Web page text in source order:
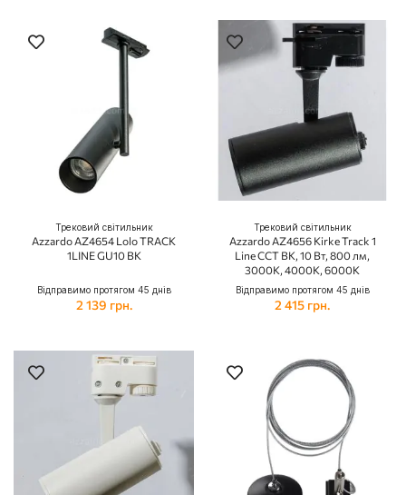
Трековий світильник
Azzardo AZ4654 Lolo TRACK
1LINE GU10 BK
Відправимо протягом 45 днів
2 139 грн.
Трековий світильник
Azzardo AZ4656 Kirke Track 1
Line CCT BK, 10 Вт, 800 лм,
3000K, 4000K, 6000K
Відправимо протягом 45 днів
2 415 грн.